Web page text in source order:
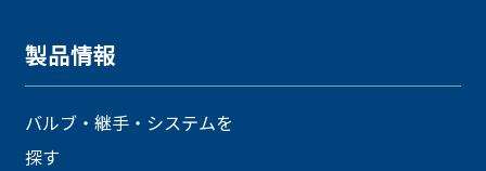
製品情報
バルブ・継手・システムを
探す